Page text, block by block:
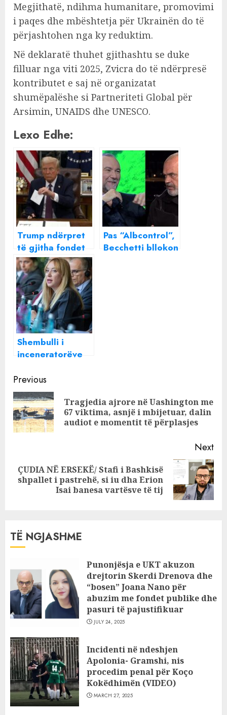
Megjithatë, ndihma humanitare, promovimi
i paqes dhe mbështetja për Ukrainën do të
përjashtohen nga ky reduktim.
Në deklaratë thuhet gjithashtu se duke
filluar nga viti 2025, Zvicra do të ndërpresë
kontributet e saj në organizatat
shumëpalëshe si Partneriteti Global për
Arsimin, UNAIDS dhe UNESCO.
Lexo Edhe:
Trump ndërpret
të gjitha fondet
për Shqipërinë,
konfirmohet
edhe për SPAK-
un
Pas “Albcontrol”,
Becchetti bllokon
Shembulli i
inceneratorëve
BE për bujqësinë,
si u vodhën
miliona euro të
taksapaguesve
europianë nga
Continue
Reading
Previous
Tragjedia ajrore në Uashington me
67 viktima, asnjë i mbijetuar, dalin
audiot e momentit të përplasjes
Next
Next
ÇUDIA NË ERSEKË/ Stafi i Bashkisë
shpallet i pastrehë, si iu dha Erion
Isai banesa vartësve të tij
TË NGJASHME
Punonjësja e UKT akuzon
drejtorin Skerdi Drenova dhe
“bosen” Joana Nano për
abuzim me fondet publike dhe
pasuri të pajustifikuar
JULY 24, 2025
Incidenti në ndeshjen
Apolonia- Gramshi, nis
procedim penal për Koço
Kokëdhimën (VIDEO)
MARCH 27, 2025